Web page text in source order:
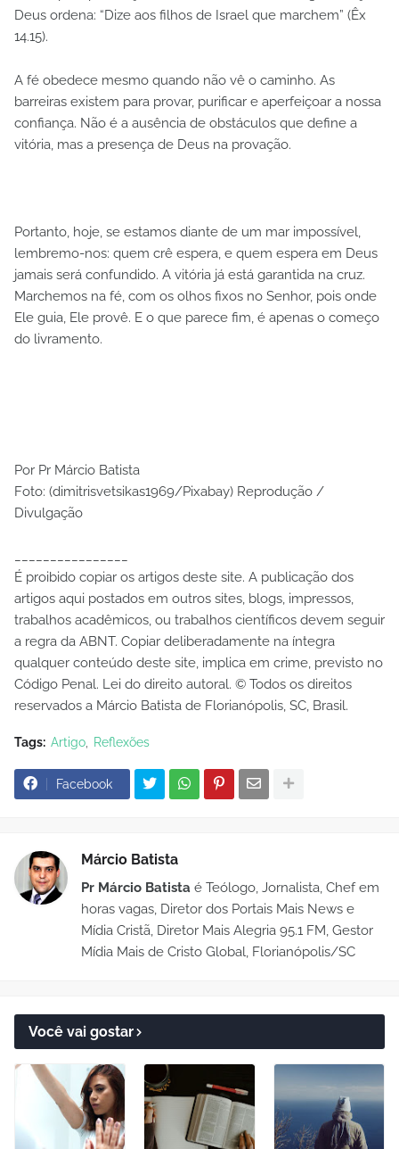
Deus ordena: “Dize aos filhos de Israel que marchem” (Êx
14.15).
A fé obedece mesmo quando não vê o caminho. As
barreiras existem para provar, purificar e aperfeiçoar a nossa
confiança. Não é a ausência de obstáculos que define a
vitória, mas a presença de Deus na provação.
Portanto, hoje, se estamos diante de um mar impossível,
lembremo-nos: quem crê espera, e quem espera em Deus
jamais será confundido. A vitória já está garantida na cruz.
Marchemos na fé, com os olhos fixos no Senhor, pois onde
Ele guia, Ele provê. E o que parece fim, é apenas o começo
do livramento.
Por Pr Márcio Batista
Foto: (dimitrisvetsikas1969/Pixabay) Reprodução /
Divulgação
É proibido copiar os artigos deste site. A publicação dos
artigos aqui postados em outros sites, blogs, impressos,
trabalhos acadêmicos, ou trabalhos científicos devem seguir
a regra da ABNT. Copiar deliberadamente na íntegra
qualquer conteúdo deste site, implica em crime, previsto no
Código Penal. Lei do direito autoral. © Todos os direitos
reservados a Márcio Batista de Florianópolis, SC, Brasil.
Tags: Artigo Reflexões
Facebook
Márcio Batista
Pr Márcio Batista é Teólogo, Jornalista, Chef em
horas vagas, Diretor dos Portais Mais News e
Mídia Cristã, Diretor Mais Alegria 95.1 FM, Gestor
Mídia Mais de Cristo Global, Florianópolis/SC
Você vai gostar